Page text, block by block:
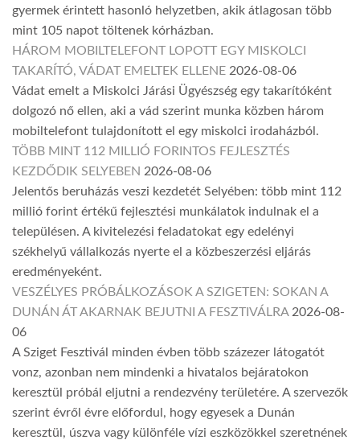
gyermek érintett hasonló helyzetben, akik átlagosan több
mint 105 napot töltenek kórházban.
HÁROM MOBILTELEFONT LOPOTT EGY MISKOLCI
TAKARÍTÓ, VÁDAT EMELTEK ELLENE 2026-08-06
Vádat emelt a Miskolci Járási Ügyészség egy takarítóként
dolgozó nő ellen, aki a vád szerint munka közben három
mobiltelefont tulajdonított el egy miskolci irodaházból.
TÖBB MINT 112 MILLIÓ FORINTOS FEJLESZTÉS
KEZDŐDIK SELYEBEN 2026-08-06
Jelentős beruházás veszi kezdetét Selyében: több mint 112
millió forint értékű fejlesztési munkálatok indulnak el a
településen. A kivitelezési feladatokat egy edelényi
székhelyű vállalkozás nyerte el a közbeszerzési eljárás
eredményeként.
VESZÉLYES PRÓBÁLKOZÁSOK A SZIGETEN: SOKAN A
DUNÁN ÁT AKARNAK BEJUTNI A FESZTIVÁLRA 2026-08-
06
A Sziget Fesztivál minden évben több százezer látogatót
vonz, azonban nem mindenki a hivatalos bejáratokon
keresztül próbál eljutni a rendezvény területére. A szervezők
szerint évről évre előfordul, hogy egyesek a Dunán
keresztül, úszva vagy különféle vízi eszközökkel szeretnének